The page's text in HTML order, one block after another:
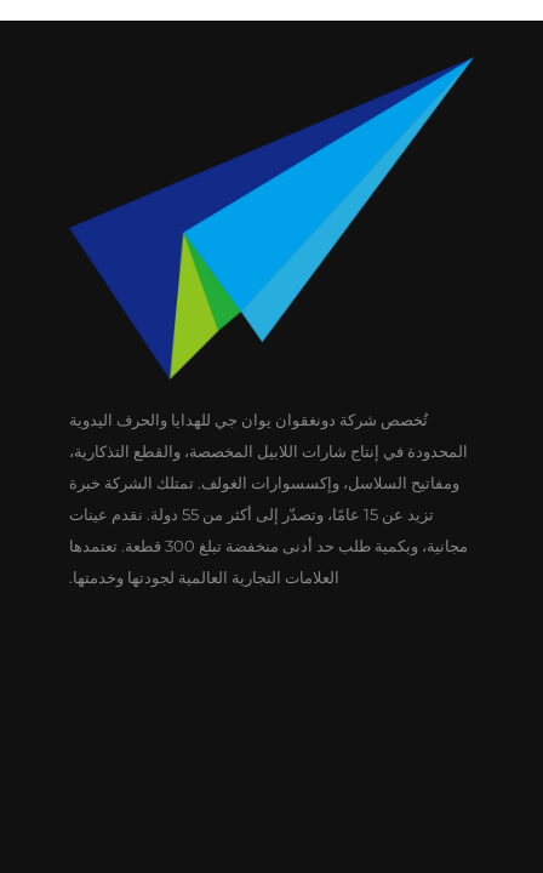
تُخصص شركة دونغقوان يوان جي للهدايا والحرف اليدوية
المحدودة في إنتاج شارات اللابيل المخصصة، والقطع التذكارية،
ومفاتيح السلاسل، وإكسسوارات الغولف. تمتلك الشركة خبرة
تزيد عن 15 عامًا، وتصدّر إلى أكثر من 55 دولة. نقدم عينات
مجانية، وبكمية طلب حد أدنى منخفضة تبلغ 300 قطعة. تعتمدها
العلامات التجارية العالمية لجودتها وخدمتها.